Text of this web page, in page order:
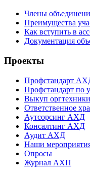
Члены
Преимущества
Как вступить в
Документация
Проекты
Профстандарт
Профстандарт по
Выкуп оргтехники
Ответственное
Аутсорсинг АХД
Консалтинг АХД
Аудит АХД
Наши
Опросы
Журнал АХП